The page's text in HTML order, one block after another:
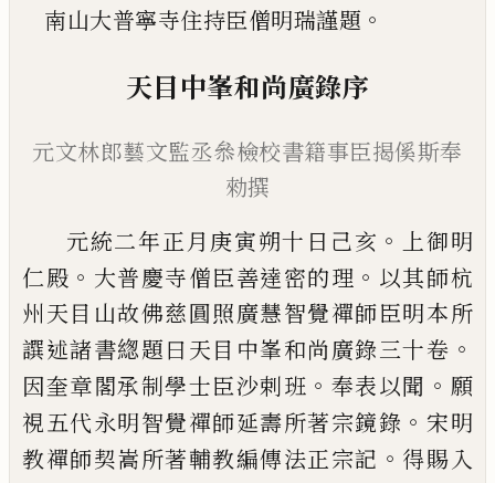
南山大普寧寺住持臣僧明瑞謹題 。
天目中峯和尚廣錄序
元文林郎藝文監丞叅檢校書籍事臣揭傒斯奉
勑撰
元統二年正月庚寅朔十日 己亥 。
上御明
仁殿 。 大普慶寺僧臣善達密的理 。 以其師杭
州天目山故佛慈圓照廣慧智覺禪師臣明本所
譔述諸書緫題曰天目中峯和尚廣錄三十卷 。
因奎章閣承制學士臣沙剌班 。 奉表以聞 。 願
視五代永明智覺禪師延壽所著宗鏡錄 。 宋明
教禪師契嵩所著輔教編傳法正宗記 。 得賜入